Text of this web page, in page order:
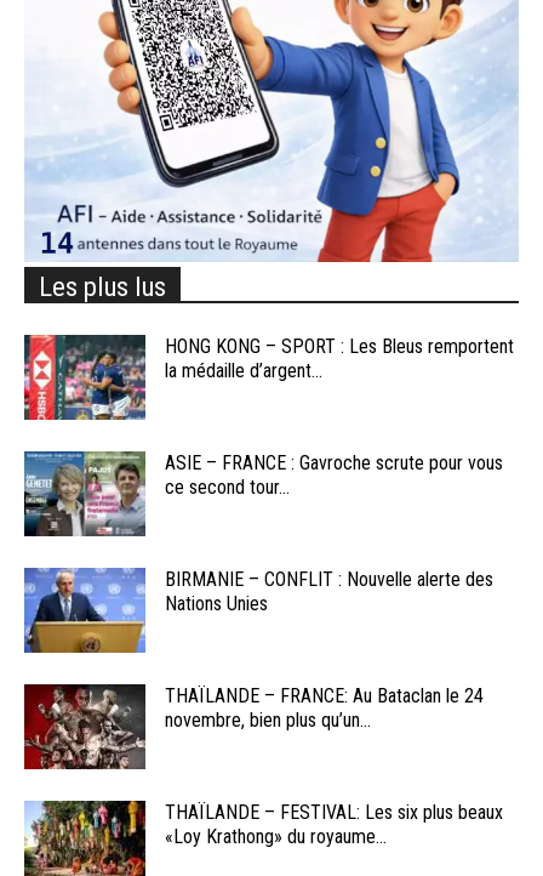
Les plus lus
HONG KONG – SPORT : Les Bleus remportent
la médaille d’argent...
ASIE – FRANCE : Gavroche scrute pour vous
ce second tour...
BIRMANIE – CONFLIT : Nouvelle alerte des
Nations Unies
THAÏLANDE – FRANCE: Au Bataclan le 24
novembre, bien plus qu’un...
THAÏLANDE – FESTIVAL: Les six plus beaux
«Loy Krathong» du royaume...